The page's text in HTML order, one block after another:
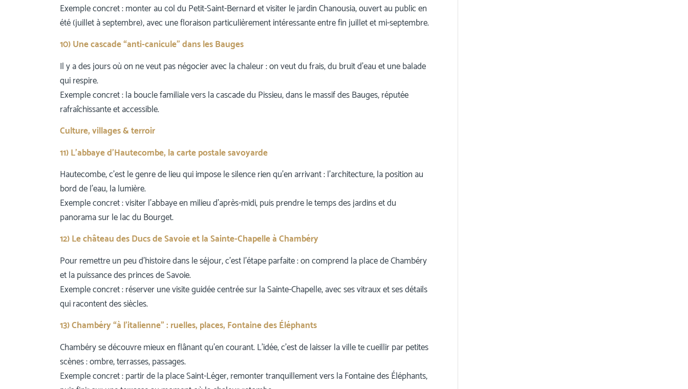
Exemple concret : monter au col du Petit-Saint-Bernard et visiter le jardin Chanousia, ouvert au public en
été (juillet à septembre), avec une floraison particulièrement intéressante entre fin juillet et mi-septembre.
10) Une cascade “anti-canicule” dans les Bauges
Il y a des jours où on ne veut pas négocier avec la chaleur : on veut du frais, du bruit d’eau et une balade
qui respire.
Exemple concret : la boucle familiale vers la cascade du Pissieu, dans le massif des Bauges, réputée
rafraîchissante et accessible.
Culture, villages & terroir
11) L’abbaye d’Hautecombe, la carte postale savoyarde
Hautecombe, c’est le genre de lieu qui impose le silence rien qu’en arrivant : l’architecture, la position au
bord de l’eau, la lumière.
Exemple concret : visiter l’abbaye en milieu d’après-midi, puis prendre le temps des jardins et du
panorama sur le lac du Bourget.
12) Le château des Ducs de Savoie et la Sainte-Chapelle à Chambéry
Pour remettre un peu d’histoire dans le séjour, c’est l’étape parfaite : on comprend la place de Chambéry
et la puissance des princes de Savoie.
Exemple concret : réserver une visite guidée centrée sur la Sainte-Chapelle, avec ses vitraux et ses détails
qui racontent des siècles.
13) Chambéry “à l’italienne” : ruelles, places, Fontaine des Éléphants
Chambéry se découvre mieux en flânant qu’en courant. L’idée, c’est de laisser la ville te cueillir par petites
scènes : ombre, terrasses, passages.
Exemple concret : partir de la place Saint-Léger, remonter tranquillement vers la Fontaine des Éléphants,